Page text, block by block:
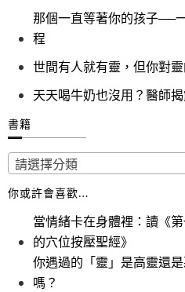
那個一直等著你的孩子──
程
世間有人就有靈，但你對
天天喝牛奶也沒用？醫師
書籍
請選擇分類
你或許會喜歡…
當情緒卡在身體裡：讀《
的穴位按壓聖經》
你遇過的「靈」是高靈還
嗎？